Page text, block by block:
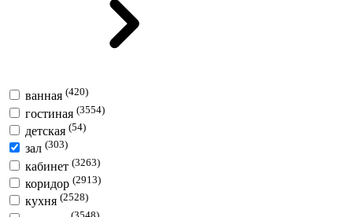
ванная (420)
гостиная (3554)
детская (54)
зал (303)
кабинет (3263)
коридор (2913)
кухня (2528)
(3548)